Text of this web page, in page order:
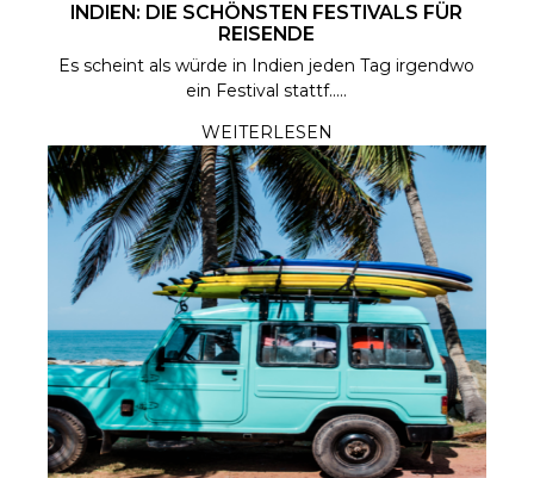
INDIEN: DIE SCHÖNSTEN FESTIVALS FÜR
REISENDE
Es scheint als würde in Indien jeden Tag irgendwo
ein Festival stattf.....
WEITERLESEN